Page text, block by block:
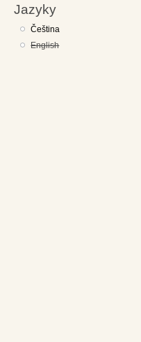
Jazyky
Čeština
English